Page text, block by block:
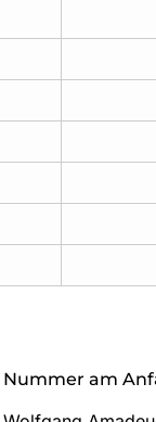
am